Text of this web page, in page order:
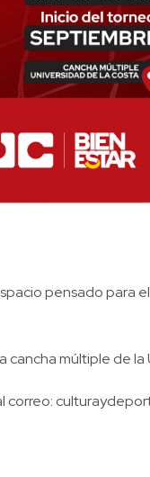
pensado para
cancha múltiple de la
correo: